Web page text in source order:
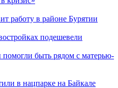
работу в районе Бурятии
подешевели
быть рядом с матерью-
в нацпарке на Байкале